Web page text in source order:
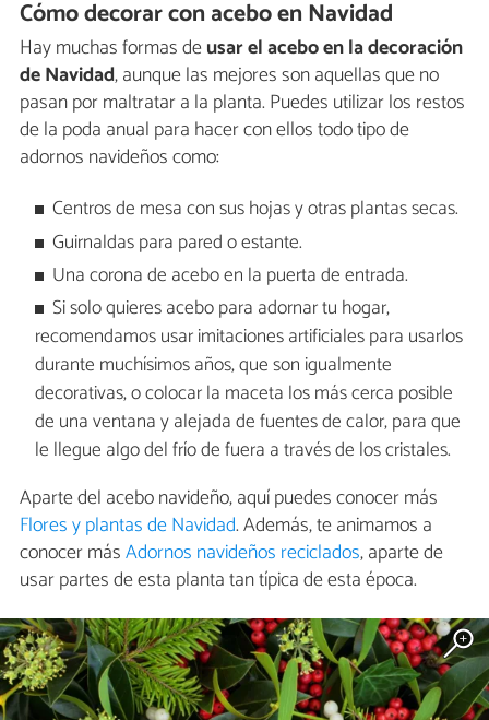
Cómo decorar con acebo en Navidad
Hay muchas formas deusar el acebo en la decoración
de Navidad, aunque las mejores son aquellas que no
pasan por maltratar a la planta. Puedes utilizar los restos
de la poda anual para hacer con ellos todo tipo de
adornos navideños como:
Centros de mesa con sus hojas y otras plantas secas.
Guirnaldas para pared o estante.
Una corona de acebo en la puerta de entrada.
Si solo quieres acebo para adornar tu hogar,
recomendamos usar imitaciones artificiales para usarlos
durante muchísimos años, que son igualmente
decorativas, o colocar la maceta los más cerca posible
de una ventana y alejada de fuentes de calor, para que
le llegue algo del frío de fuera a través de los cristales.
Aparte del acebo navideño, aquí puedes conocer más
Flores y plantas de Navidad. Además, te animamos a
conocer másAdornos navideños reciclados, aparte de
usar partes de esta planta tan típica de esta época.